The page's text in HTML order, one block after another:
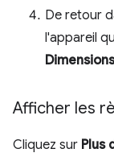
De retour
l'appareil
Dimensions
Afficher les
Cliquez sur Plus